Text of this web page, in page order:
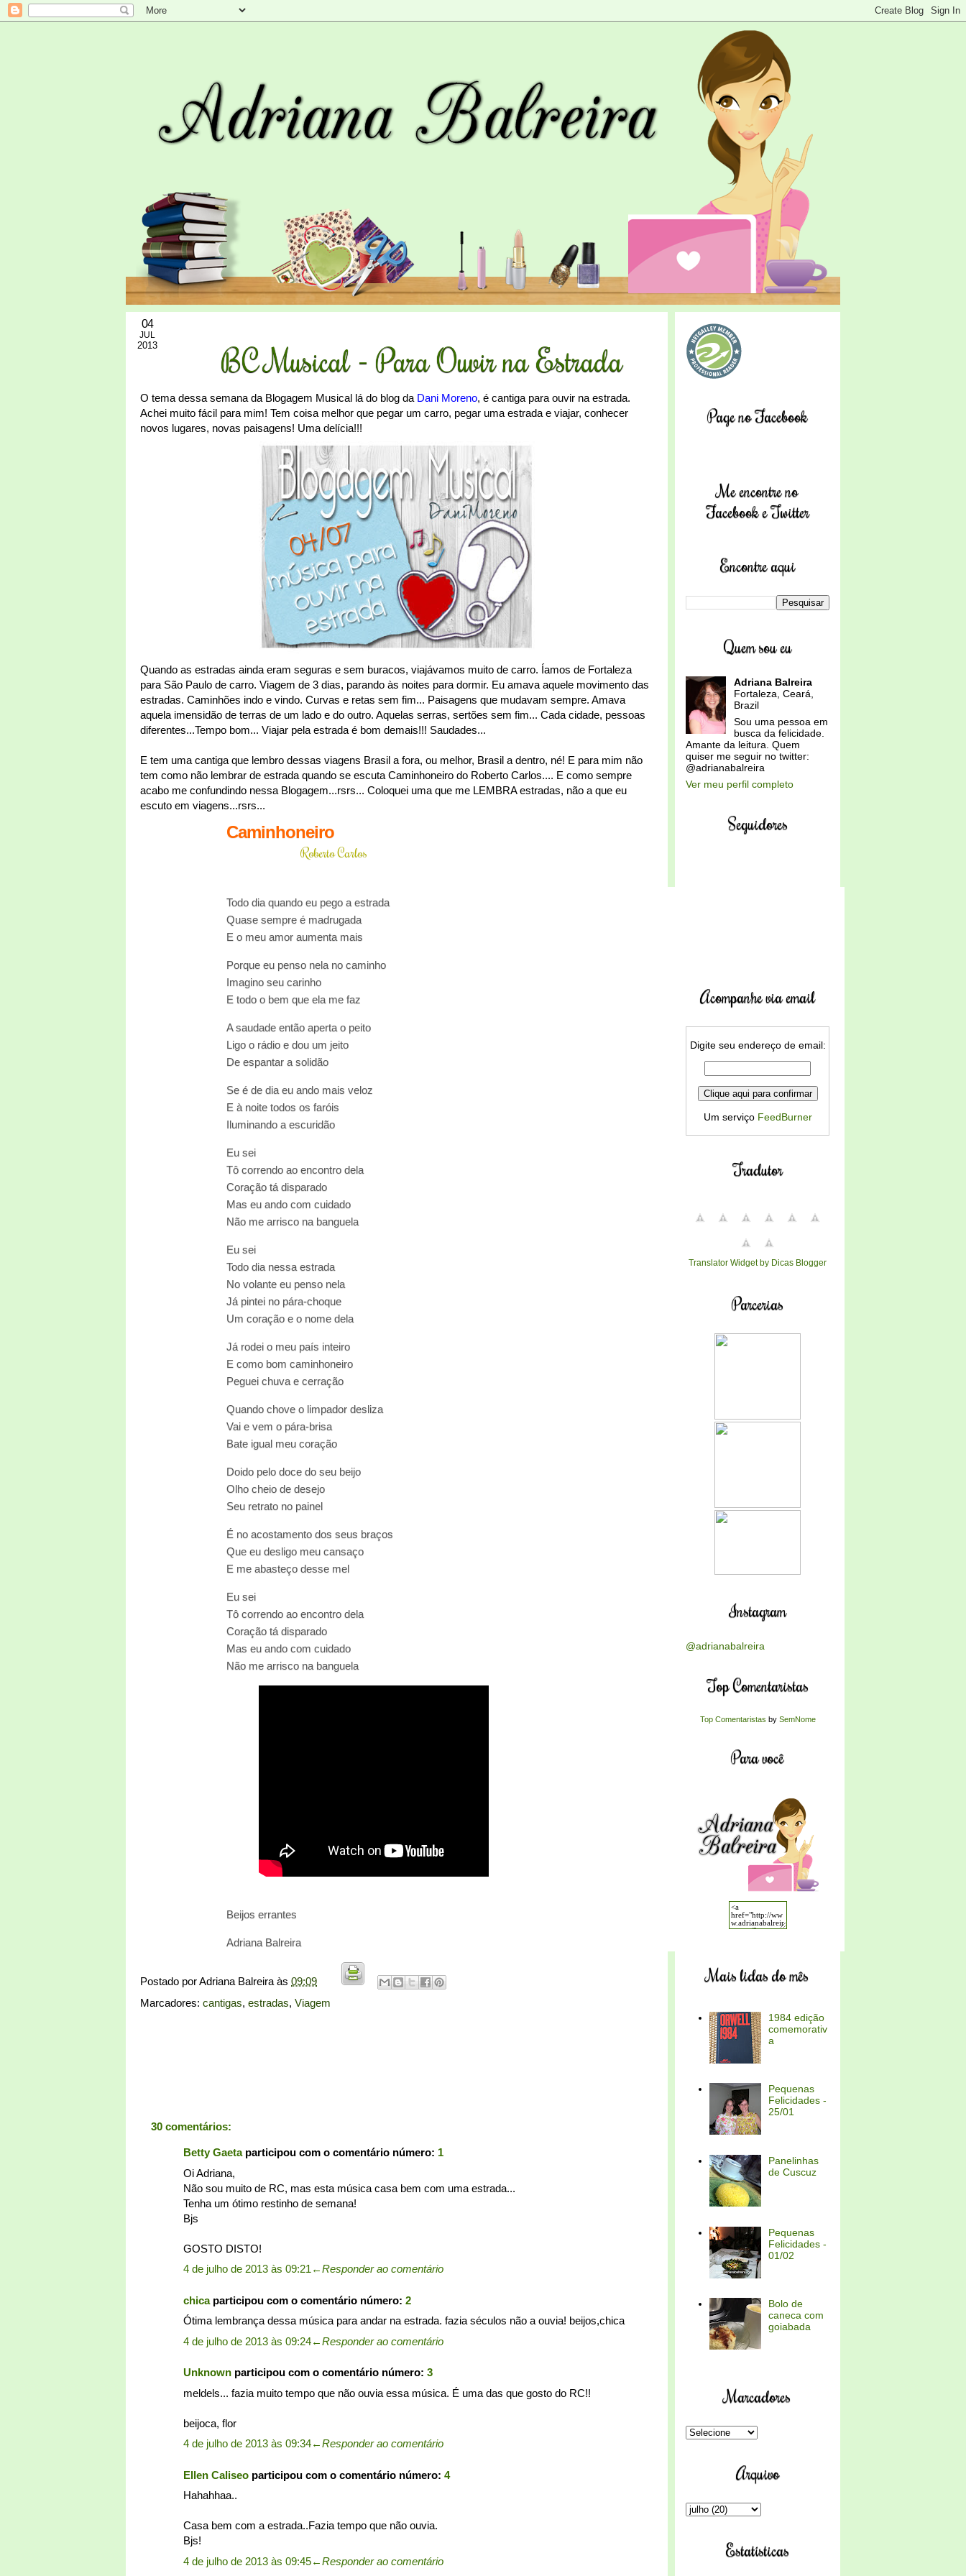
04
JUL
2013 BC Musical - Para Ouvir na Estrada
O tema dessa semana da Blogagem Musical lá do blog da Dani Moreno, é cantiga para ouvir na estrada.
Achei muito fácil para mim! Tem coisa melhor que pegar um carro, pegar uma estrada e viajar, conhecer
novos lugares, novas paisagens! Uma delícia!!!
Quando as estradas ainda eram seguras e sem buracos, viajávamos muito de carro. Íamos de Fortaleza
para São Paulo de carro. Viagem de 3 dias, parando às noites para dormir. Eu amava aquele movimento das
estradas. Caminhões indo e vindo. Curvas e retas sem fim... Paisagens que mudavam sempre. Amava
aquela imensidão de terras de um lado e do outro. Aquelas serras, sertões sem fim... Cada cidade, pessoas
diferentes...Tempo bom... Viajar pela estrada é bom demais!!! Saudades...
E tem uma cantiga que lembro dessas viagens Brasil a fora, ou melhor, Brasil a dentro, né! E para mim não
tem como não lembrar de estrada quando se escuta Caminhoneiro do Roberto Carlos.... E como sempre
acabo me confundindo nessa Blogagem...rsrs... Coloquei uma que me LEMBRA estradas, não a que eu
escuto em viagens...rsrs...
Caminhoneiro
Roberto Carlos
Todo dia quando eu pego a estrada
Quase sempre é madrugada
E o meu amor aumenta mais
Porque eu penso nela no caminho
Imagino seu carinho
E todo o bem que ela me faz
A saudade então aperta o peito
Ligo o rádio e dou um jeito
De espantar a solidão
Se é de dia eu ando mais veloz
E à noite todos os faróis
Iluminando a escuridão
Eu sei
Tô correndo ao encontro dela
Coração tá disparado
Mas eu ando com cuidado
Não me arrisco na banguela
Eu sei
Todo dia nessa estrada
No volante eu penso nela
Já pintei no pára-choque
Um coração e o nome dela
Já rodei o meu país inteiro
E como bom caminhoneiro
Peguei chuva e cerração
Quando chove o limpador desliza
Vai e vem o pára-brisa
Bate igual meu coração
Doido pelo doce do seu beijo
Olho cheio de desejo
Seu retrato no painel
É no acostamento dos seus braços
Que eu desligo meu cansaço
E me abasteço desse mel
Eu sei
Tô correndo ao encontro dela
Coração tá disparado
Mas eu ando com cuidado
Não me arrisco na banguela
Beijos errantes
Adriana Balreira
Postado porAdriana Balreira às 09:09
Marcadores: cantigas, estradas, Viagem
30 comentários:
Betty Gaetaparticipou com o comentário número: 1
Oi Adriana,
Não sou muito de RC, mas esta música casa bem com uma estrada...
Tenha um ótimo restinho de semana!
Bjs
GOSTO DISTO!
4 de julho de 2013 às 09:21 ←Responder ao comentário
chicaparticipou com o comentário número: 2
Ótima lembrança dessa música para andar na estrada. fazia séculos não a ouvia! beijos,chica
4 de julho de 2013 às 09:24←Responder ao comentário
Unknown participou com o comentário número: 3
meldels... fazia muito tempo que não ouvia essa música. É uma das que gosto do RC!!
beijoca, flor
4 de julho de 2013 às 09:34←Responder ao comentário
Ellen Caliseo participou com o comentário número: 4
Hahahhaa..
Casa bem com a estrada..Fazia tempo que não ouvia.
Bjs!
4 de julho de 2013 às 09:45←Responder ao comentário
Page no Facebook
Me encontre no
Facebook e Twitter
Encontre aqui
Quem sou eu
Adriana Balreira
Fortaleza, Ceará,
Brazil
Sou uma pessoa em
busca da felicidade.
Amante da leitura. Quem
quiser me seguir no twitter:
@adrianabalreira
Ver meu perfil completo
Seguidores
Acompanhe via email
Digite seu endereço de email:
Um serviço FeedBurner
Tradutor
Translator Widget by Dicas Blogger
Parcerias
Instagram
@adrianabalreira
Top Comentaristas
Top Comentaristas by SemNome
Para você
Mais lidas do mês
1984 edição
comemorativ
a
Pequenas
Felicidades -
25/01
Panelinhas
de Cuscuz
Pequenas
Felicidades -
01/02
Bolo de
caneca com
goiabada
Marcadores
Arquivo
Estatísticas